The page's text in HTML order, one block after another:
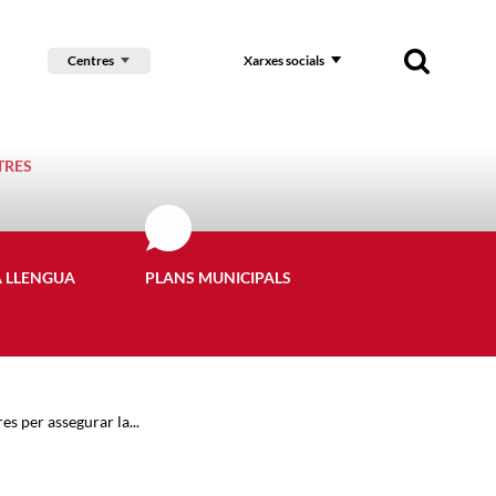
Centres Xarxes socials
LLENGUA PLANS MUNICIPALS
per assegurar la...